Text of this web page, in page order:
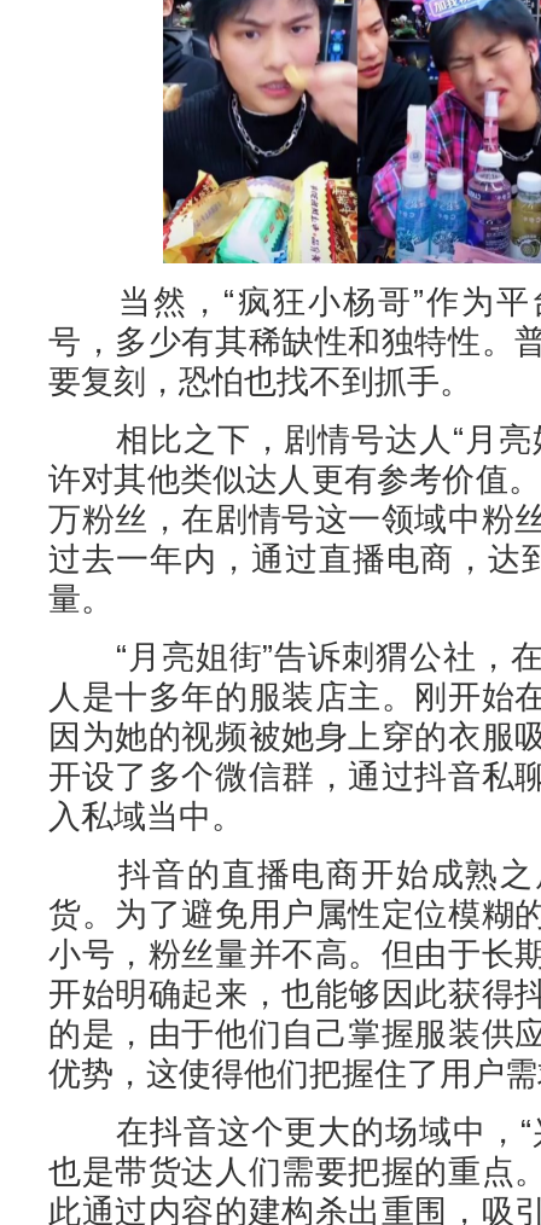
当然，“疯狂小杨哥”作为平
号，多少有其稀缺性和独特性。
要复刻，恐怕也找不到抓手。
相比之下，剧情号达人“月亮
许对其他类似达人更有参考价值
万粉丝，在剧情号这一领域中粉
过去一年内，通过直播电商，达
量。
“月亮姐街”告诉刺猬公社，
人是十多年的服装店主。刚开始
因为她的视频被她身上穿的衣服
开设了多个微信群，通过抖音私
入私域当中。
抖音的直播电商开始成熟之
货。为了避免用户属性定位模糊
小号，粉丝量并不高。但由于长
开始明确起来，也能够因此获得
的是，由于他们自己掌握服装供
优势，这使得他们把握住了用户
在抖音这个更大的场域中，“
也是带货达人们需要把握的重点
此通过内容的建构杀出重围，吸